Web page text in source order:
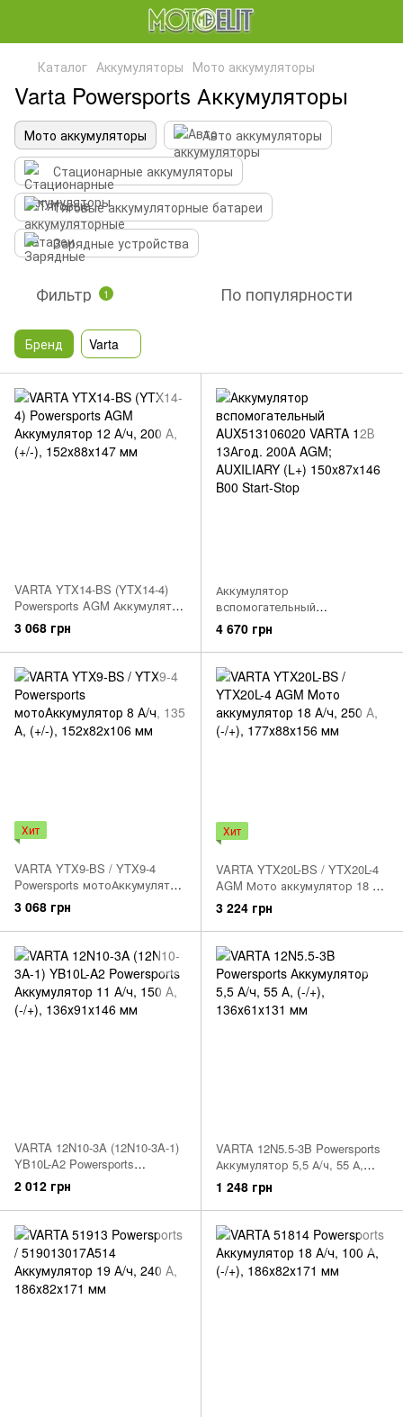
Каталог Аккумуляторы Мото аккумуляторы
Varta Powersports Аккумуляторы
Мото аккумуляторы
Авто аккумуляторы
Стационарные аккумуляторы
Тяговые аккумуляторные батареи
Зарядные устройства
Фильтр 1 По популярности
Бренд Varta
VARTA YTX14-BS (YTX14-4)
Powersports AGM Аккумулятор
12 А/ч, 200 А, (+/-), 152х88х147
мм
3 068 грн
Аккумулятор
вспомогательный
AUX513106020 VARTA 12В
13Агод. 200А AGM; AUXILIARY
(L+) 150x87x146 B00 Start-Stop
4 670 грн
Хит
VARTA YTX9-BS / YTX9-4
Powersports мотоАккумулятор
8 А/ч, 135 А, (+/-), 152х82х106
мм
3 068 грн
Хит
VARTA YTX20L-BS / YTX20L-4
AGM Мото аккумулятор 18 А/
ч, 250 А, (-/+), 177х88х156 мм
3 224 грн
VARTA 12N10-3A (12N10-3A-1)
YB10L-A2 Powersports
Аккумулятор 11 А/ч, 150 А,
(-/+), 136х91х146 мм
2 012 грн
VARTA 12N5.5-3B Powersports
Аккумулятор 5,5 А/ч, 55 А,
(-/+), 136х61х131 мм
1 248 грн